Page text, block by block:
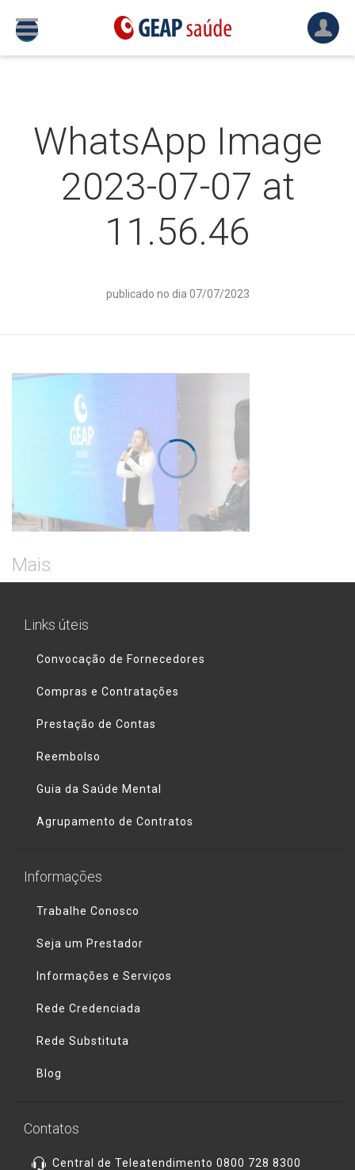
WhatsApp Image
2023-07-07 at
11.56.46
publicado no dia 07/07/2023
Mais
Links úteis
Convocação de Fornecedores
Compras e Contratações
Prestação de Contas
Reembolso
Guia da Saúde Mental
Agrupamento de Contratos
Informações
Trabalhe Conosco
Seja um Prestador
Informações e Serviços
Rede Credenciada
Rede Substituta
Blog
Contatos
Central de Teleatendimento 0800 728 8300